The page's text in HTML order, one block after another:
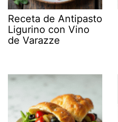
Receta de Antipasto
Ligurino con Vino
de Varazze